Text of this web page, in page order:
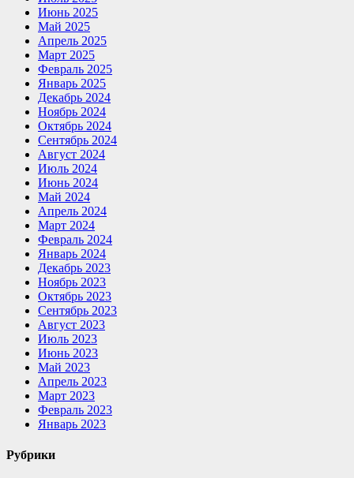
Июнь 2025
Май 2025
Апрель 2025
Март 2025
Февраль 2025
Январь 2025
Декабрь 2024
Ноябрь 2024
Октябрь 2024
Сентябрь 2024
Август 2024
Июль 2024
Июнь 2024
Май 2024
Апрель 2024
Март 2024
Февраль 2024
Январь 2024
Декабрь 2023
Ноябрь 2023
Октябрь 2023
Сентябрь 2023
Август 2023
Июль 2023
Июнь 2023
Май 2023
Апрель 2023
Март 2023
Февраль 2023
Январь 2023
Рубрики